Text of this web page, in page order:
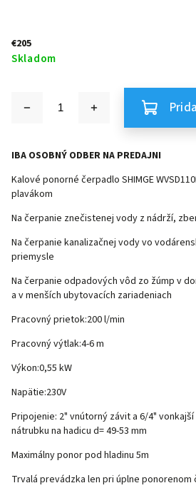
€205
Skladom
IBA OSOBNÝ ODBER NA PREDAJNI
Kalové ponorné čerpadlo SHIMGE
plavákom
Na čerpanie znečistenej vody z nádrží,
Na čerpanie kanalizačnej vody vo
priemysle
Na čerpanie odpadových vôd zo žúmp v
a v menších ubytovacích zariadeniach
Pracovný prietok:200 l/min
Pracovný výtlak:4-6 m
Výkon:0,55 kW
Napätie:230V
Pripojenie: 2" vnútorný závit a 6/4"
nátrubku na hadicu d= 49-53 mm
Maximálny ponor pod hladinu 5m
Trvalá prevádzka len pri úplne ponorenom